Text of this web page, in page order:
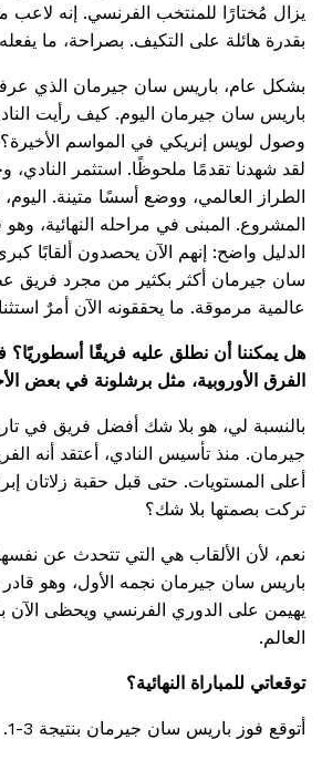
يزال مُختارًا للمنتخب الفرنسي. إنه لاعب
بقدرة هائلة على التكيف. بصراحة، ما
بشكل عام، باريس سان جيرمان الذي
باريس سان جيرمان اليوم. كيف رأيت
وصول لويس إنريكي في المواسم الأخيرة؟
لقد شهدنا تقدمًا ملحوظًا. استثمر
الطراز العالمي، ووضع أسسًا متينة.
المشروع. المبنى في مراحله النهائية،
الدليل واضح: إنهم الآن يحصدون ألقابًا
سان جيرمان أكثر بكثير من مجرد فريق
عالمية مرموقة. ما يحققونه الآن أمرٌ
هل يمكننا أن نطلق عليه فريقًا
الفرق الأوروبية، مثل برشلونة في بعض
بالنسبة لي، هو بلا شك أفضل فريق في
جيرمان. منذ تأسيس النادي، أعتقد أنه
أعلى المستويات. حتى قبل حقبة زلاتان
تركت بصمتها بلا شك؟
نعم، لأن الألقاب هي التي تتحدث عن
باريس سان جيرمان نجمه الأول، وهو
يهيمن على الدوري الفرنسي ويحظى الآن
العالم.
توقعاتي للمباراة النهائية؟
أتوقع فوز باريس سان جيرمان بنتيجة 3-1.